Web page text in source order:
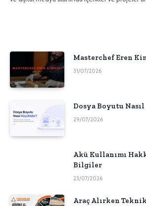
Masterchef Eren
31/07/2026
Dosya Boyutu
29/07/2026
Akü Kullanımı
Bilgiler
23/07/2026
Araç Alırken